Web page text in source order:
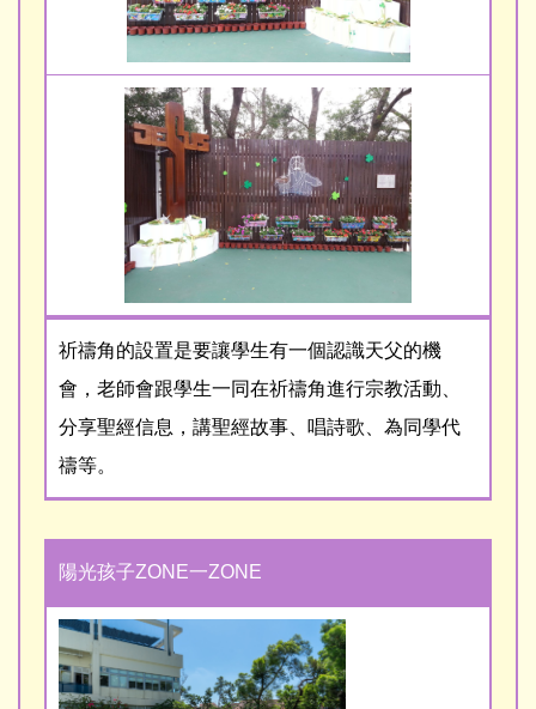
祈禱角的設置是要讓學生有一個認識天父的機
會，老師會跟學生一同在祈禱角進行宗教活動、
分享聖經信息，講聖經故事、唱詩歌、為同學代
禱等。
陽光孩子ZONE一ZONE